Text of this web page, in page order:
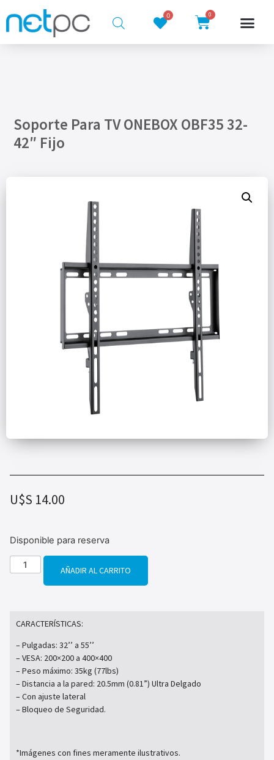
0 0
Soporte Para TV ONEBOX OBF35 32-
42″ Fijo
U$S 14.00
Disponible para reserva
AÑADIR AL CARRITO
CARACTERÍSTICAS:
– Pulgadas: 32’’ a 55’’
– VESA: 200×200 a 400×400
– Peso máximo: 35kg (77lbs)
– Distancia a la pared: 20.5mm (0.81”) Ultra Delgado
– Con ajuste lateral
– Bloqueo de Seguridad.
*Imágenes con fines meramente ilustrativos.